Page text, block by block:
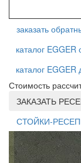
заказать
каталог
каталог
Стоимость
ЗАКАЗАТЬ
СТОЙКИ-